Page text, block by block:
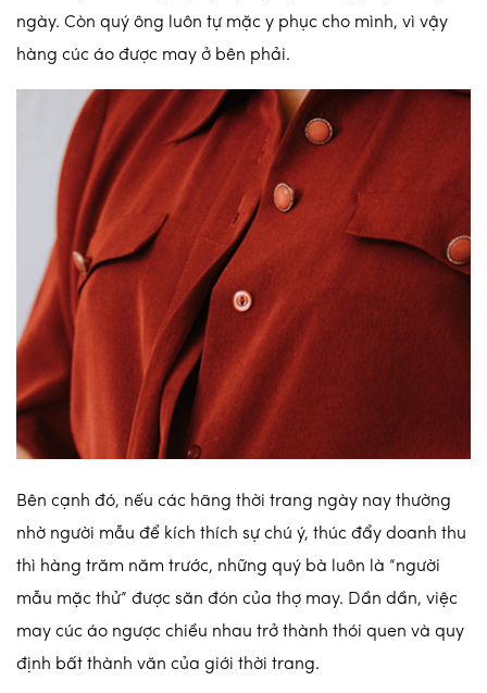
ngày. Còn quý ông luôn tự mặc y phục cho mình, vì vậy
hàng cúc áo được may ở bên phải.
Bên cạnh đó, nếu các hãng thời trang ngày nay thường
nhờ người mẫu để kích thích sự chú ý, thúc đẩy doanh thu
thì hàng trăm năm trước, những quý bà luôn là “người
mẫu mặc thử” được săn đón của thợ may. Dần dần, việc
may cúc áo ngược chiều nhau trở thành thói quen và quy
định bất thành văn của giới thời trang.